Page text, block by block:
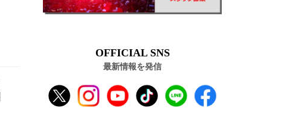
OFFICIAL SNS
最新情報を発信